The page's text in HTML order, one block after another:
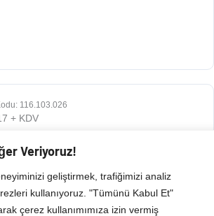
Veriyoruz!
geliştirmek, trafiğimizi analiz
kullanıyoruz. "Tümünü Kabul Et"
çerez kullanımımıza izin vermiş
116.103.026
+ KDV